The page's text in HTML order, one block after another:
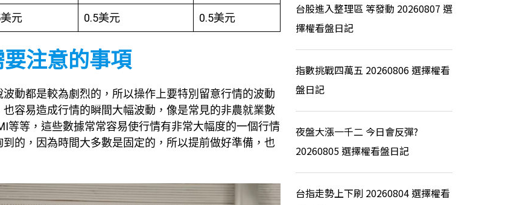
元 0.5美元 0.5美元
注意的事項
動都是較為劇烈的，所以操作上要特別留意行情的波動
容易造成行情的瞬間大幅波動，像是常見的非農就業數
等等，這些數據常常容易使行情有非常大幅度的一個行情
的，因為時間大多數是固定的，所以提前做好準備，也
台股進入整理區 等發動 20260807 選
擇權看盤日記
指數挑戰四萬五 20260806 選擇權看
盤日記
夜盤大漲一千二 今日會反彈?
20260805 選擇權看盤日記
台指走勢上下刷 20260804 選擇權看